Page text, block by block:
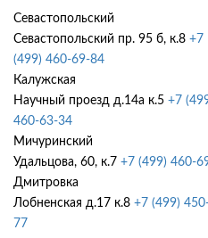
Севастопольский
Севастопольский пр. 95 б, к.8 +7
(499) 460-69-84
Калужская
Научный проезд д.14а к.5 +7
460-63-34
Мичуринский
Удальцова, 60, к.7 +7 (499) 460-
Дмитровка
Лобненская д.17 к.8 +7 (499)
77